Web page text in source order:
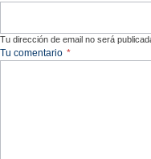
Tu dirección de email no será
Tu comentario *